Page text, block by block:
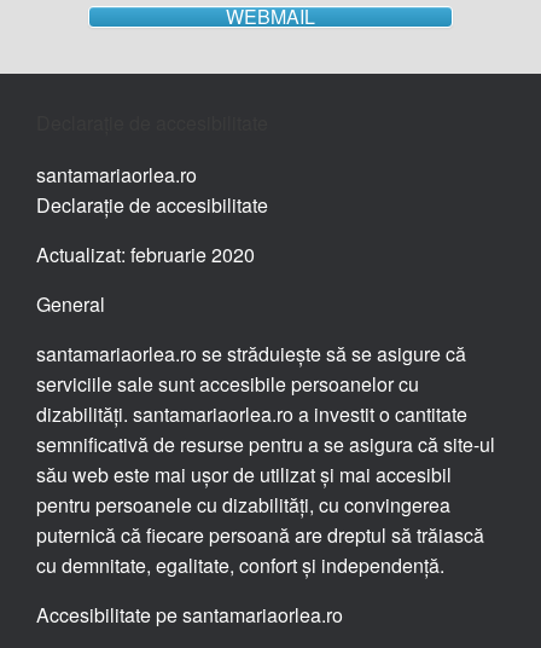
WEBMAIL
santamariaorlea.ro
Declarație de accesibilitate
Actualizat: februarie 2020
General
santamariaorlea.ro se străduiește să se asigure că
serviciile sale sunt accesibile persoanelor cu
dizabilități. santamariaorlea.ro a investit o cantitate
semnificativă de resurse pentru a se asigura că site-ul
său web este mai ușor de utilizat și mai accesibil
pentru persoanele cu dizabilități, cu convingerea
puternică că fiecare persoană are dreptul să trăiască
cu demnitate, egalitate, confort și independență.
Accesibilitate pe santamariaorlea.ro